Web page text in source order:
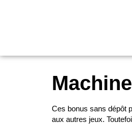
Ces bonus sans dépôt
aux autres jeux.